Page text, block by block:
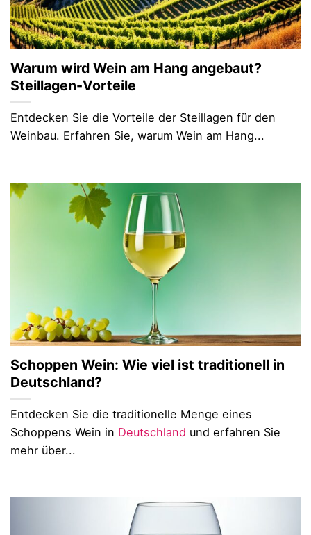
Warum wird Wein am Hang angebaut?
Steillagen-Vorteile
Entdecken Sie die Vorteile der Steillagen für den
Weinbau. Erfahren Sie, warum Wein am Hang...
Schoppen Wein: Wie viel ist traditionell in
Deutschland?
Entdecken Sie die traditionelle Menge eines
Schoppens Wein in Deutschland und erfahren Sie
mehr über...